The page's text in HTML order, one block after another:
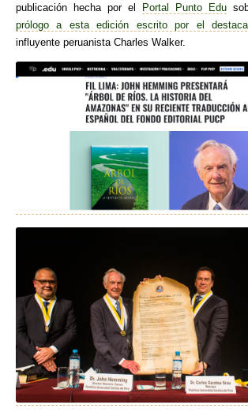
publicación hecha por el Portal Punto Edu
prólogo a esta edición escrito por el
influyente peruanista Charles Walker.